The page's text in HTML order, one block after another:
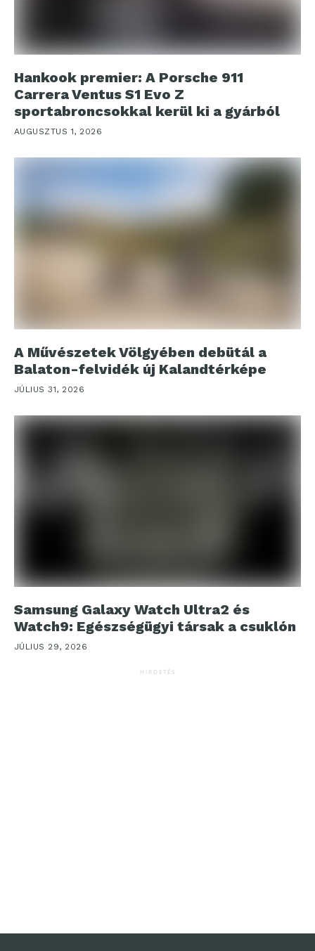
Hankook premier: A Porsche 911
Carrera Ventus S1 Evo Z
sportabroncsokkal kerül ki a gyárból
AUGUSZTUS 1, 2026
A Művészetek Völgyében debütál a
Balaton-felvidék új Kalandtérképe
JÚLIUS 31, 2026
Samsung Galaxy Watch Ultra2 és
Watch9: Egészségügyi társak a csuklón
JÚLIUS 29, 2026
HIRDETÉS